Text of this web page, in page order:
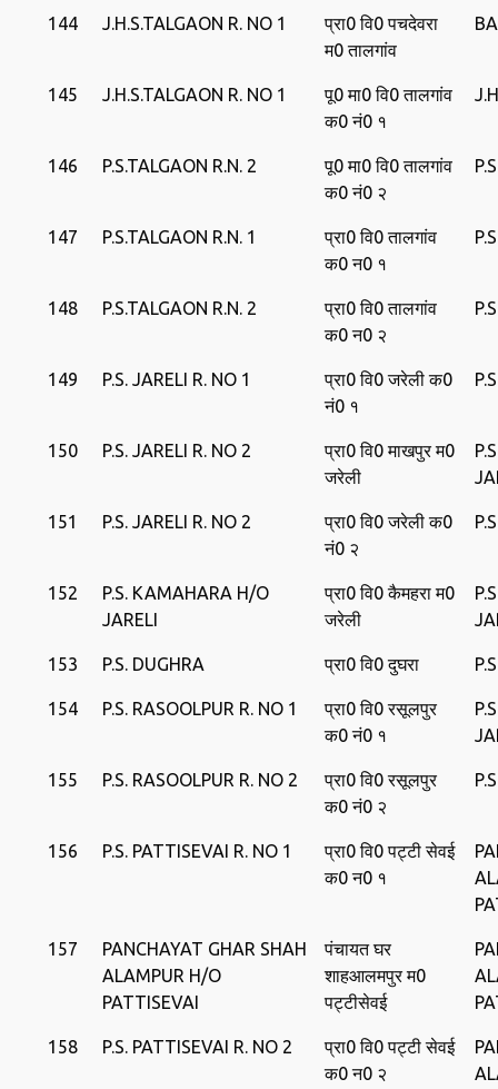
144 J.H.S.TALGAON R. NO 1
प्रा0 वि0 पचदेवरा
म0 तालगांव
145 J.H.S.TALGAON R. NO 1
पू0 मा0 वि0 तालगांव
क0 नं0 १
146 P.S.TALGAON R.N. 2
पू0 मा0 वि0 तालगांव
क0 नं0 २
147 P.S.TALGAON R.N. 1
प्रा0 वि0 तालगांव
क0 न0 १
148 P.S.TALGAON R.N. 2
प्रा0 वि0 तालगांव
क0 न0 २
149 P.S. JARELI R. NO 1
प्रा0 वि0 जरेली क0
नं0 १
150 P.S. JARELI R. NO 2
प्रा0 वि0 माखपुर म0
जरेली
151 P.S. JARELI R. NO 2
प्रा0 वि0 जरेली क0
नं0 २
152
P.S. KAMAHARA H/O
JARELI
प्रा0 वि0 कैमहरा म0
जरेली
153 P.S. DUGHRA प्रा0 वि0 दुघरा
154 P.S. RASOOLPUR R. NO 1
प्रा0 वि0 रसूलपुर
क0 नं0 १
155 P.S. RASOOLPUR R. NO 2
प्रा0 वि0 रसूलपुर
क0 नं0 २
156 P.S. PATTISEVAI R. NO 1
प्रा0 वि0 पट्टी सेवई
क0 न0 १
157
PANCHAYAT GHAR SHAH
ALAMPUR H/O
PATTISEVAI
पंचायत घर
शाहआलमपुर म0
पट्टीसेवई
158 P.S. PATTISEVAI R. NO 2
प्रा0 वि0 पट्टी सेवई
क0 न0 २